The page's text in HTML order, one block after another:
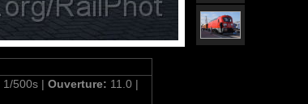
1/500s | Ouverture: 11.0 |